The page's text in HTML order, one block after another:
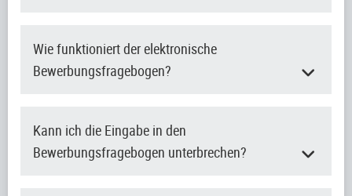
Wie funktioniert der elektronische
Bewerbungsfragebogen?
Kann ich die Eingabe in den
Bewerbungsfragebogen unterbrechen?